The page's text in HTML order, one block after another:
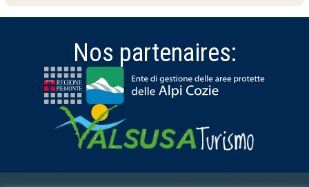
Nos partenaires: